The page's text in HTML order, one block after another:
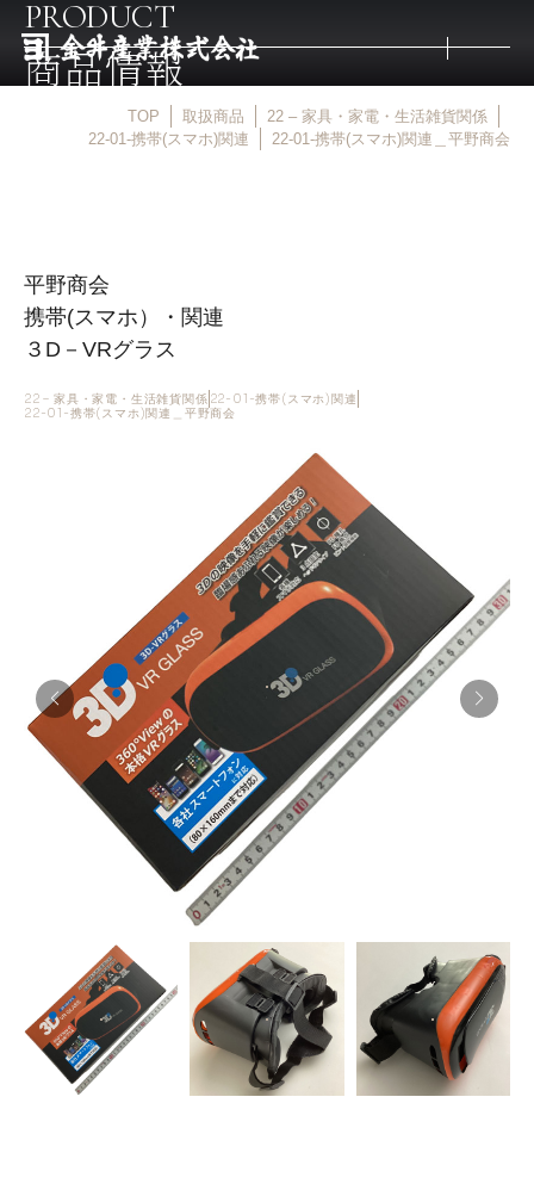
取扱メーカー
金井産業の強み
採用情報
お問い合わせはこちら
PRODUCT
商品情報
TOP 取扱商品
22 – 家具・家電・生活雑貨関係
22-01-携帯(スマホ)関連
22-01-携帯(スマホ)関連＿平野商会
平野商会
携帯(スマホ）・関連
３D－VRグラス
22 – 家具・家電・生活雑貨関係 22-01-携帯(スマホ)関連
22-01-携帯(スマホ)関連＿平野商会